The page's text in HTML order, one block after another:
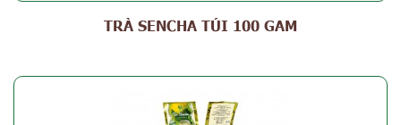
TRÀ SENCHA TÚI 100 GAM